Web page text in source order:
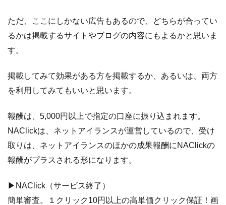
ただ、ここにしかない広告もあるので、どちらが合ってい
るかは掲載するサイトやブログの内容にもよるかと思いま
す。
掲載してみて効果がある方を掲載するか、あるいは、両方
を利用してみてもいいと思います。
報酬は、5,000円以上で指定の口座に振り込まれます。
NAClickは、ネットアイランスが運営しているので、受け
取りは、ネットアイランスのほかの成果報酬にNAClickの
報酬がプラスされる形になります。
▶NAClick（サービス終了）
簡単審査。１クリック10円以上の高単価クリック保証！画